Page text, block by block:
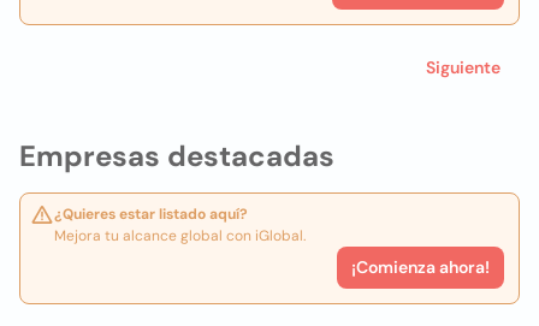
Empresas destacadas
¿Quieres estar listado aquí?
Mejora tu alcance global con iGlobal.
¡Comienza ahora!
Siguiente